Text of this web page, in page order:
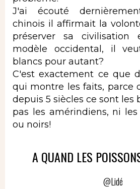
J'ai écouté
chinois il affirmait la
préserver sa
modèle occidental, il
blancs pour autant?
C'est exactement ce que
qui montre les faits, parce
depuis 5 siècles ce sont les
pas les amérindiens, ni
ou noirs!
A QUAND LES
@Lidé